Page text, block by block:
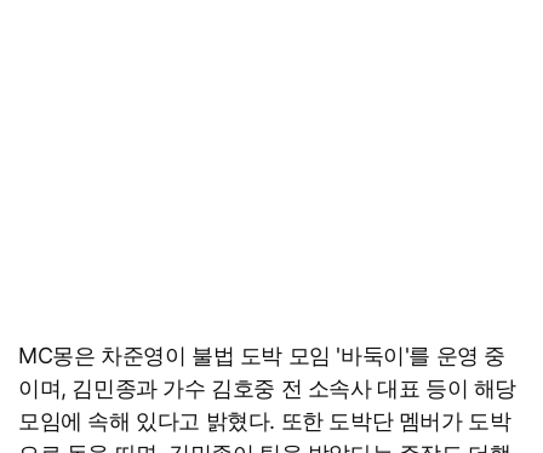
MC몽은 차준영이 불법 도박 모임 '바둑이'를 운영 중
이며, 김민종과 가수 김호중 전 소속사 대표 등이 해당
모임에 속해 있다고 밝혔다. 또한 도박단 멤버가 도박